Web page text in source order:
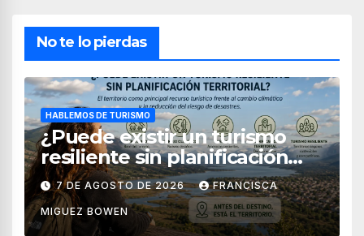
No te lo pierdas
HABLEMOS DE TURISMO
¿Puede existir un turismo
resiliente sin planificación
territorial?
7 DE AGOSTO DE 2026 FRANCISCA
MIGUEZ BOWEN